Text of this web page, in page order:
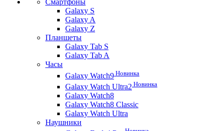
Смартфоны
Galaxy S
Galaxy A
Galaxy Z
Планшеты
Galaxy Tab S
Galaxy Tab A
Часы
Galaxy Watch9 Новинка
Galaxy Watch Ultra2 Новинка
Galaxy Watch8
Galaxy Watch8 Classic
Galaxy Watch Ultra
Наушники